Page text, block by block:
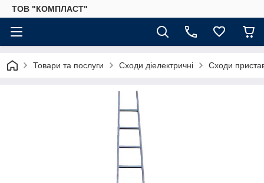
ТОВ "КОМПЛАСТ"
Товари та послуги Сходи діелектричні Сходи